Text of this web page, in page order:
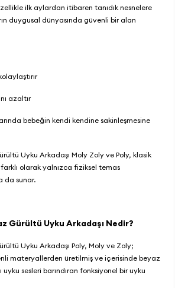
ilk aylardan itibaren tanıdık nesnelere
duygusal dünyasında güvenli bir alan
azaltır
bebeğin kendi kendine sakinleşmesine
Uyku Arkadaşı Moly Zoly ve Poly, klasik
olarak yalnızca fiziksel temas
da sunar.
Gürültü Uyku Arkadaşı Nedir?
Uyku Arkadaşı Poly, Moly ve Zoly;
materyallerden üretilmiş ve içerisinde beyaz
sesleri barındıran fonksiyonel bir uyku